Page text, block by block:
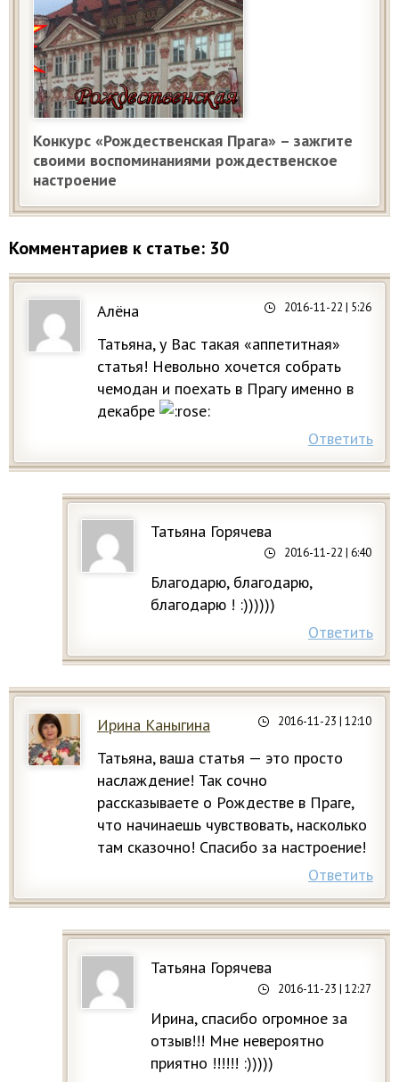
Конкурс «Рождественская Прага» – зажгите
своими воспоминаниями рождественское
настроение
Комментариев к статье: 30
Алёна 2016-11-22 | 5:26
Татьяна, у Вас такая «аппетитная»
статья! Невольно хочется собрать
чемодан и поехать в Прагу именно в
декабре
Ответить
Татьяна Горячева
2016-11-22 | 6:40
Благодарю, благодарю,
благодарю ! :))))))
Ответить
Ирина Каныгина 2016-11-23 | 12:10
Татьяна, ваша статья — это просто
наслаждение! Так сочно
рассказываете о Рождестве в Праге,
что начинаешь чувствовать, насколько
там сказочно! Спасибо за настроение!
Ответить
Татьяна Горячева
2016-11-23 | 12:27
Ирина, спасибо огромное за
отзыв!!! Мне невероятно
приятно !!!!!! :)))))